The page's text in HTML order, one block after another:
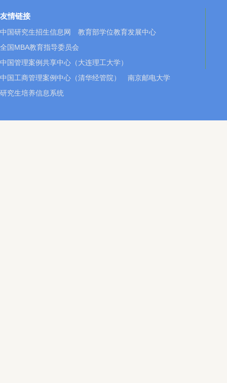
友情链接
中国研究生招生信息网
教育部学位教育发展中心
全国MBA教育指导委员会
中国管理案例共享中心（大连理工大学）
中国工商管理案例中心（清华经管院）
南京邮电大学
研究生培养信息系统